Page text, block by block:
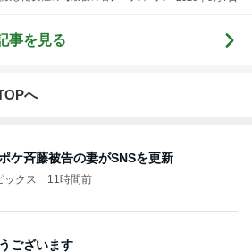
事を見る
へ
ケ斉藤被告の妻がSNSを更新
ックス 11時間前
ございます